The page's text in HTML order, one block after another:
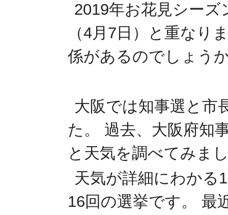
2019年お花見シーズ
（4月7日）と重なり
係があるのでしょう
大阪では知事選と市
た。 過去、大阪府知
と天気を調べてみま
天気が詳細にわかる
16回の選挙です。 最